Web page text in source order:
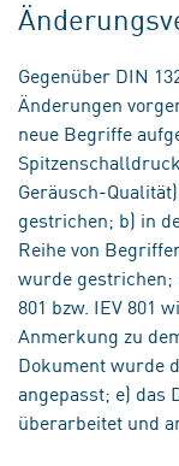
Gegenüber DIN
Änderungen
neue Begriffe
Geräusch-
gestrichen; b) in
Reihe von
wurde gestrichen;
801 bzw. IEV 801
Anmerkung zu
Dokument wurde
angepasst; e) das
überarbeitet und